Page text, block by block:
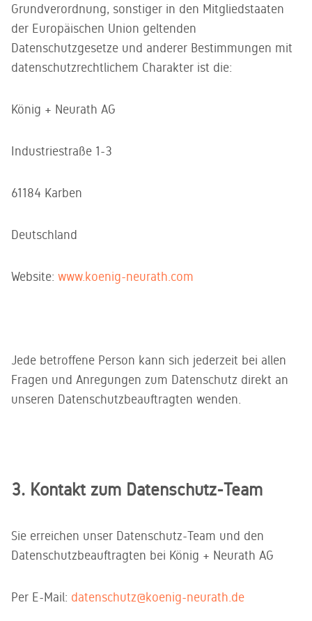
Grundverordnung, sonstiger in den Mitgliedstaaten
der Europäischen Union geltenden
Datenschutzgesetze und anderer Bestimmungen mit
datenschutzrechtlichem Charakter ist die:
König + Neurath AG
Industriestraße 1-3
61184 Karben
Deutschland
Website: www.koenig-neurath.com
Jede betroffene Person kann sich jederzeit bei allen
Fragen und Anregungen zum Datenschutz direkt an
unseren Datenschutzbeauftragten wenden.
3. Kontakt zum Datenschutz-Team
Sie erreichen unser Datenschutz-Team und den
Datenschutzbeauftragten bei König + Neurath AG
Per E-Mail: datenschutz@koenig-neurath.de